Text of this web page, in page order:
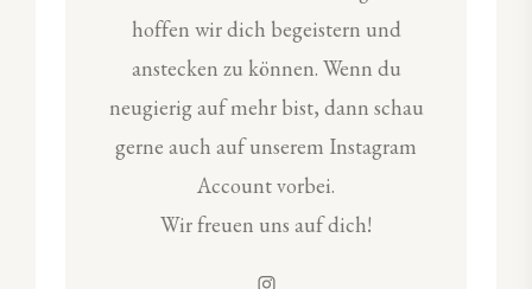
hoffen wir dich begeistern und
anstecken zu können. Wenn du
neugierig auf mehr bist, dann schau
gerne auch auf unserem Instagram
Account vorbei.
Wir freuen uns auf dich!